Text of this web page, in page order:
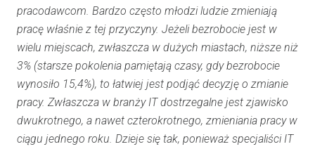
pracodawcom. Bardzo często młodzi ludzie zmieniają
pracę właśnie z tej przyczyny. Jeżeli bezrobocie jest w
wielu miejscach, zwłaszcza w dużych miastach, niższe niż
3% (starsze pokolenia pamiętają czasy, gdy bezrobocie
wynosiło 15,4%), to łatwiej jest podjąć decyzję o zmianie
pracy. Zwłaszcza w branży IT dostrzegalne jest zjawisko
dwukrotnego, a nawet czterokrotnego, zmieniania pracy w
ciągu jednego roku. Dzieje się tak, ponieważ specjaliści IT